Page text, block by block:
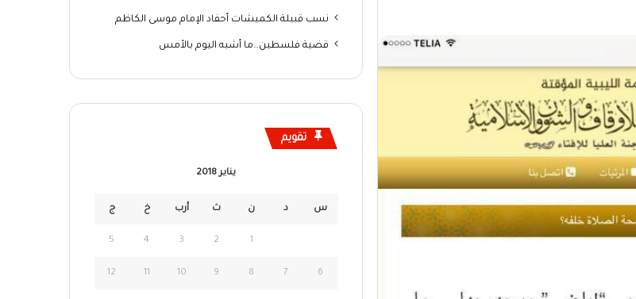
نسب قبيلة الكميشات أحفاد الإمام موسى الكاظم
قضية فلسطين…ما أشبه اليوم بالأمس
تقويم
يناير 2018
س د ن ث أرب خ ج
1
2
3
4
5
6
7
8
9
10
11
12